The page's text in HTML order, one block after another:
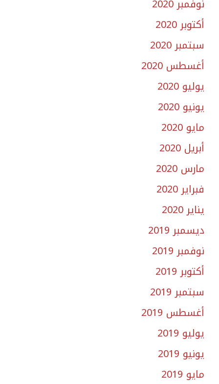
نوفمبر 2020
أكتوبر 2020
سبتمبر 2020
أغسطس 2020
يوليو 2020
يونيو 2020
مايو 2020
أبريل 2020
مارس 2020
فبراير 2020
يناير 2020
ديسمبر 2019
نوفمبر 2019
أكتوبر 2019
سبتمبر 2019
أغسطس 2019
يوليو 2019
يونيو 2019
مايو 2019